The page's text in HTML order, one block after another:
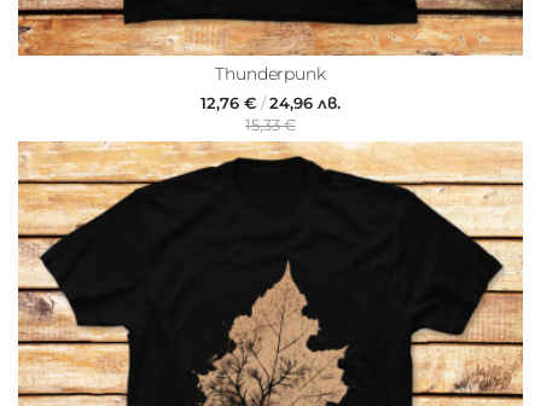
Thunderpunk
12,76 € /24,96 лв.
15,33 €